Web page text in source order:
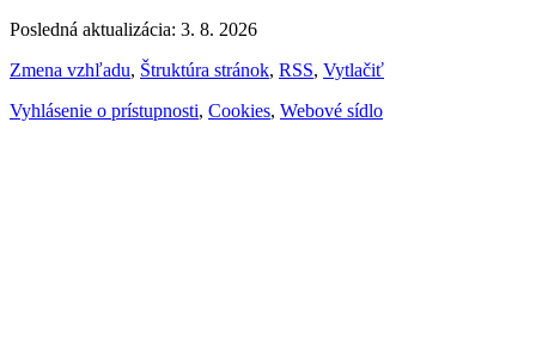
Posledná aktualizácia: 3. 8. 2026
Zmena vzhľadu, Štruktúra stránok, RSS, Vytlačiť
Vyhlásenie o prístupnosti, Cookies, Webové sídlo